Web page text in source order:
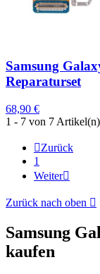
Samsung
Reparaturset
68,90 €
1 - 7 von 7 Artikel(n)
Zurück
1
Weiter
Zurück nach oben 
Samsung
kaufen